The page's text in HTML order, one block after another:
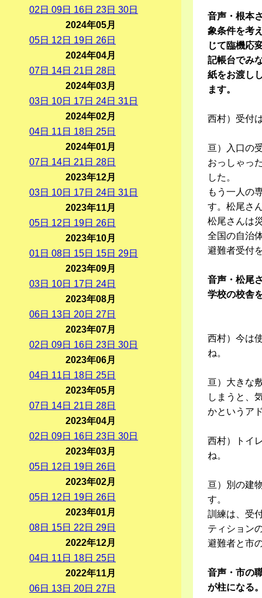
音声・根本
象条件を考
じて臨機応
記帳台でみ
紙をお渡し
ます。
西村）受付
亘）入口の
おっしゃっ
した。
もう一人の
す。松尾さ
松尾さんは
全国の自治
避難者受付
音声・松尾
学校の校舎
西村）今は
ね。
亘）大きな
しまうと、
かというア
西村）トイ
ね。
亘）別の建
す。
訓練は、受
ティション
避難者と市
音声・市の
が柱になる
02 日 09日 16日 23日 30日
2024年05月
05日 12 日 19日 26日
2024年04月
07日 14日 21 日 28日
2024年03月
03日 10日 17日 24日 31 日
2024年02月
04日 11 日 18日 25日
2024年01月
07日 14日 21 日 28日
2023年12月
03日 10日 17日 24日 31 日
2023年11月
05日 12 日 19日 26日
2023年10月
01 日 08日 15日 15日 29日
2023年09月
03日 10日 17日 24日
2023年08月
06日 13日 20日 27日
2023年07月
02 日 09日 16日 23日 30日
2023年06月
04日 11 日 18日 25日
2023年05月
07日 14日 21 日 28日
2023年04月
02 日 09日 16日 23日 30日
2023年03月
05日 12 日 19日 26日
2023年02月
05日 12 日 19日 26日
2023年01月
08日 15日 22 日 29日
2022年12月
04日 11 日 18日 25日
2022年11月
06日 13日 20日 27日